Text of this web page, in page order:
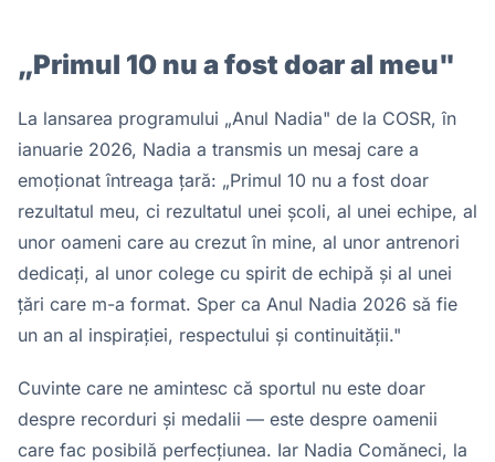
„Primul 10 nu a fost doar al meu"
La lansarea programului „Anul Nadia" de la COSR, în
ianuarie 2026, Nadia a transmis un mesaj care a
emoționat întreaga țară: „Primul 10 nu a fost doar
rezultatul meu, ci rezultatul unei școli, al unei echipe, al
unor oameni care au crezut în mine, al unor antrenori
dedicați, al unor colege cu spirit de echipă și al unei
țări care m-a format. Sper ca Anul Nadia 2026 să fie
un an al inspirației, respectului și continuității."
Cuvinte care ne amintesc că sportul nu este doar
despre recorduri și medalii — este despre oamenii
care fac posibilă perfecțiunea. Iar Nadia Comăneci, la